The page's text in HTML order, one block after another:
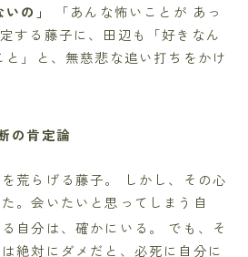
の」
「あんな怖いことが あっ
する藤子に、田辺も「好きなん
」と、無慈悲な追い打ちをかけ
の肯定論
荒らげる藤子。
しかし、その心
。会いたいと思ってしまう自
自分は、確かにいる。 でも、そ
絶対にダメだと、必死に自分に